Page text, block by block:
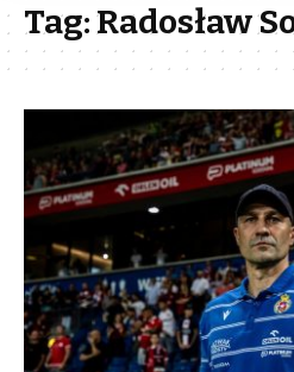
Tag:Radosław